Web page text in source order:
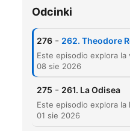
00:10:35
00:13:02
00:15:23
00:18:54
Odcinki
276 - 262. Theodore
08 sie 2026
275 - 261. La Odisea
01 sie 2026